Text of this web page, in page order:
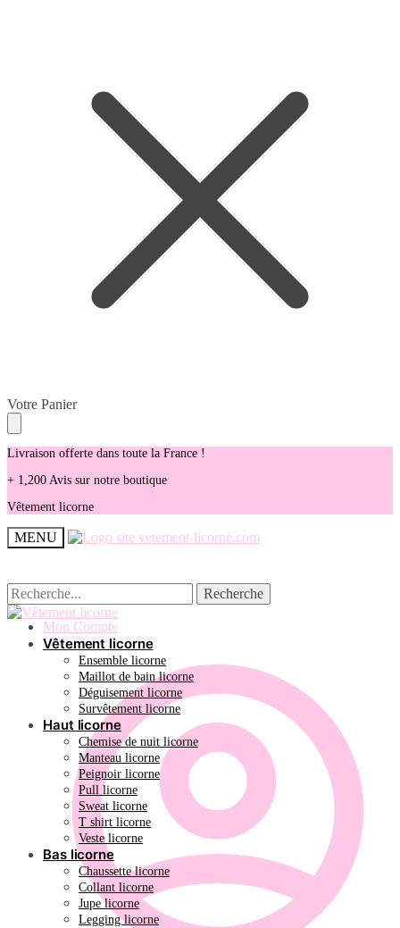
Skip
to
navigation
Skip
to
content
Votre Panier
Livraison offerte dans toute la France !
+ 1,200 Avis sur notre boutique
Vêtement licorne
MENU
Recherche
pour :
Recherche
Mon Compte
Recherche
pour :
Recherche
Vêtement licorne
Ensemble licorne
Maillot de bain licorne
Déguisement licorne
Survêtement licorne
Haut licorne
Chemise de nuit licorne
Manteau licorne
Peignoir licorne
Pull licorne
Sweat licorne
T shirt licorne
Veste licorne
Bas licorne
Chaussette licorne
Collant licorne
Jupe licorne
Legging licorne